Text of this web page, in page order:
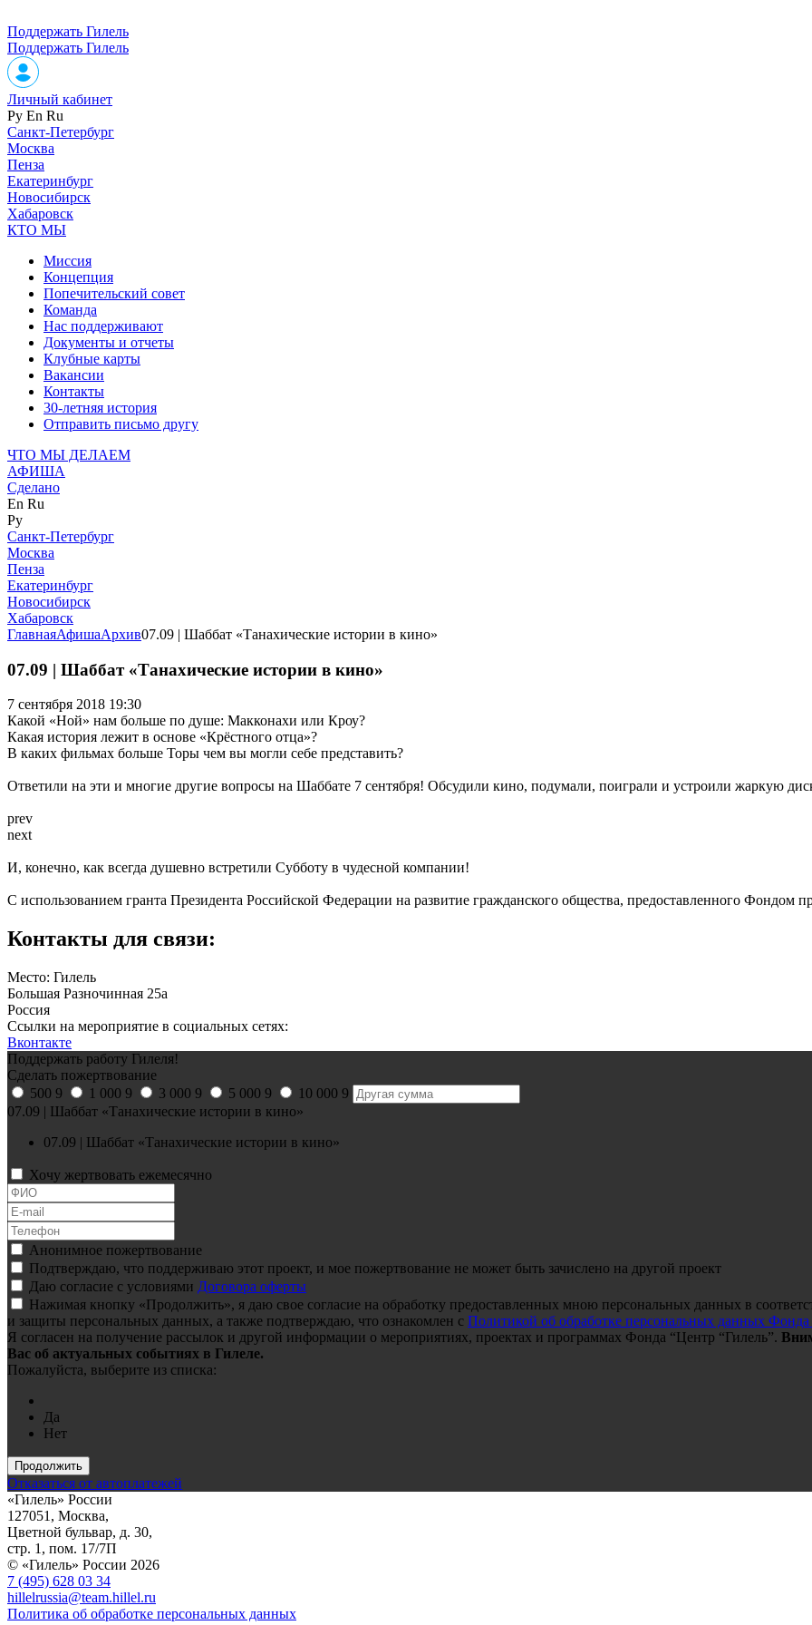
Поддержать Гилель
Поддержать Гилель
Личный кабинет
Ру En Ru
Санкт-Петербург
Москва
Пенза
Екатеринбург
Новосибирск
Хабаровск
КТО МЫ
Миссия
Концепция
Попечительский совет
Команда
Нас поддерживают
Документы и отчеты
Клубные карты
Вакансии
Контакты
30-летняя история
Отправить письмо другу
ЧТО МЫ ДЕЛАЕМ
АФИША
Сделано
En Ru
Ру
Санкт-Петербург
Москва
Пенза
Екатеринбург
Новосибирск
Хабаровск
ГлавнаяАфишаАрхив07.09 | Шаббат «Танахические истории в кино»
07.09 | Шаббат «Танахические истории в кино»
7 сентября 2018 19:30
Какой «Ной» нам больше по душе: Макконахи или Кроу?
Какая история лежит в основе «Крёстного отца»?
В каких фильмах больше Торы чем вы могли себе представить?
Ответили на эти и многие другие вопросы на Шаббате 7 сентября! Обсудили кино, подумали, поиграли и устроили жаркую
prev
next
И, конечно, как всегда душевно встретили Субботу в чудесной компании!
С использованием гранта Президента Российской Федерации на развитие гражданского общества, предоставленного Фондом
Контакты для связи:
Место: Гилель
Большая Разночинная 25а
Россия
Ссылки на мероприятие в социальных сетях:
Вконтакте
Поддержать работу Гилеля!
Сделать пожертвование
500 9 1 000 9 3 000 9 5 000 9 10 000 9
07.09 | Шаббат «Танахические истории в кино»
07.09 | Шаббат «Танахические истории в кино»
Хочу жертвовать ежемесячно
Анонимное пожертвование
Подтверждаю, что поддерживаю этот проект, и мое пожертвование не может быть зачислено на другой проект
Даю согласие с условиями Договора оферты
Нажимая кнопку «Продолжить», я даю свое согласие на обработку предоставленных мною персональных данных в
и защиты персональных данных, а также подтверждаю, что ознакомлен с Политикой об обработке персональных данных
Я согласен на получение рассылок и другой информации о мероприятиях, проектах и программах Фонда “Центр “Гилель”.
Вас об актуальных событиях в Гилеле.
Пожалуйста, выберите из списка:
Да
Нет
Продолжить
Отказаться от автоплатежей
«Гилель» России
127051, Москва,
Цветной бульвар, д. 30,
стр. 1, пом. 17/7П
© «Гилель» России 2026
7 (495) 628 03 34
hillelrussia@team.hillel.ru
Политика об обработке персональных данных